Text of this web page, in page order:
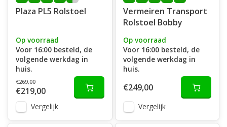
Plaza PL5 Rolstoel
Op voorraad
Voor 16:00 besteld, de
volgende werkdag in
huis.
€269,00
€219,00
Vergelijk
Vermeiren Transport
Rolstoel Bobby
Op voorraad
Voor 16:00 besteld, de
volgende werkdag in
huis.
€249,00
Vergelijk